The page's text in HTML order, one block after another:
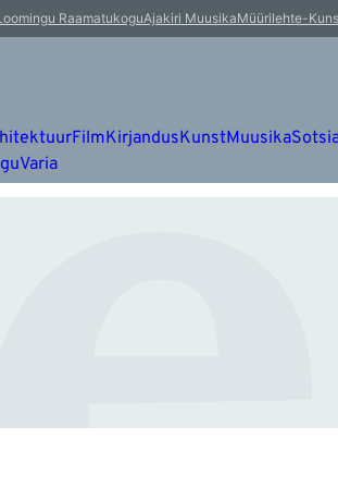
RaamatukoguAjakiri MuusikaMüürilehte-
FilmKirjandusKunstMuusika
Varia